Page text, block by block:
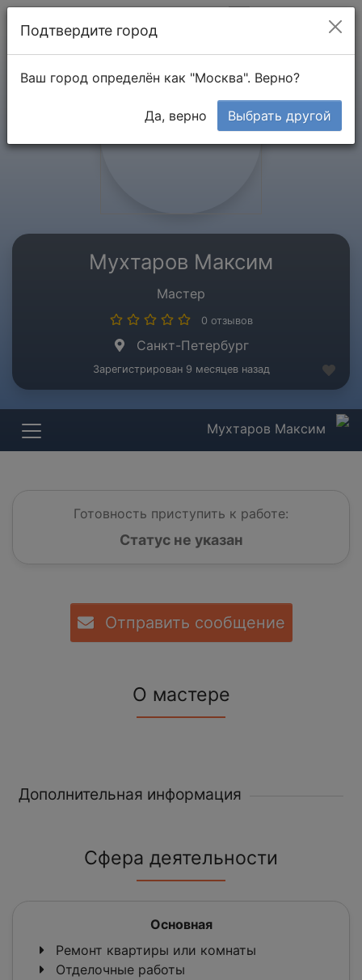
Мухтаров Максим
Мастер
0 отзывов
Санкт-Петербург
Зарегистрирован 9 месяцев назад
Мухтаров Максим
Готовность приступить к работе:
Статус не указан
Отправить сообщение
О мастере
Дополнительная информация
Сфера деятельности
Основная
Ремонт квартиры или комнаты
Отделочные работы
Подтвердите город
Ваш город определён как "Москва". Верно?
Да, верно Выбрать другой